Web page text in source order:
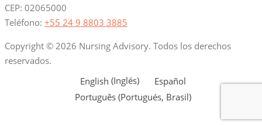
CEP: 02065000
Teléfono: +55 24 9 8803 3885
Copyright © 2026 Nursing Advisory. Todos los derechos
reservados.
English (Inglés)
Español
Português(Portugués, Brasil)